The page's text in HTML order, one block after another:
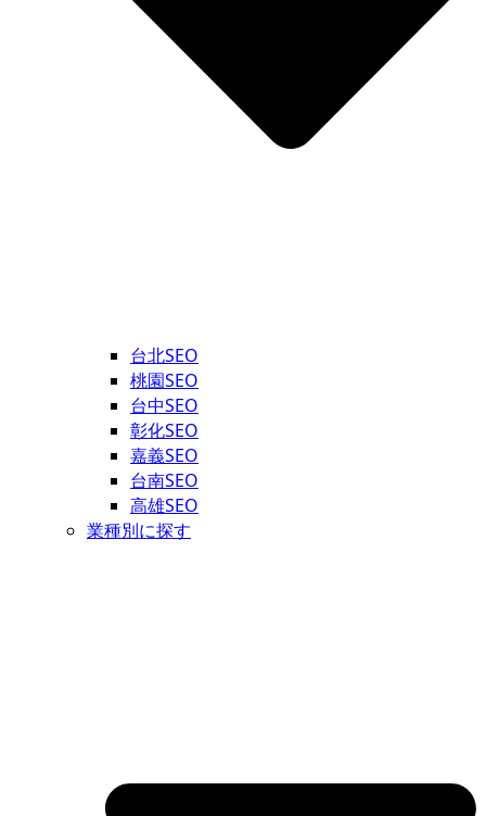
台北SEO
桃園SEO
台中SEO
彰化SEO
嘉義SEO
台南SEO
高雄SEO
業種別に探す